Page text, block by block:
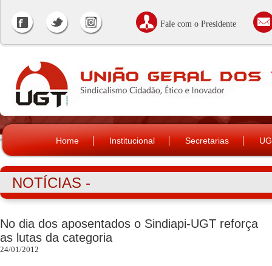
Fale com o Presidente
Home Institucional Secretarias
NOTÍCIAS -
No dia dos aposentados o Sindiapi-UGT reforça
as lutas da categoria
24/01/2012